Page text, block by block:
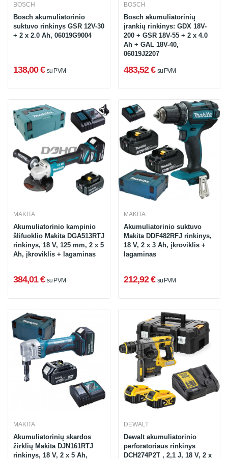
BOSCH
Bosch akumuliatorinio
suktuvo rinkinys GSR 12V-30
+ 2 x 2.0 Ah, 06019G9004
138,00 € su PVM
BOSCH
Bosch akumuliatorinių
įrankių rinkinys: GDX 18V-
200 + GSR 18V-55 + 2 x 4.0
Ah + GAL 18V-40,
06019J2207
483,52 € su PVM
MAKITA
Akumuliatorinio kampinio
šlifuoklio Makita DGA513RTJ
rinkinys, 18 V, 125 mm, 2 x 5
Ah, įkroviklis + lagaminas
384,01 € su PVM
MAKITA
Akumuliatorinio suktuvo
Makita DDF482RFJ rinkinys,
18 V, 2 x 3 Ah, įkroviklis +
lagaminas
212,92 € su PVM
MAKITA
Akumuliatorinių skardos
žirklių Makita DJN161RTJ
rinkinys, 18 V, 2 x 5 Ah,
DEWALT
Dewalt akumuliatorinio
perforatoriaus rinkinys
DCH274P2T , 2,1 J, 18 V, 2 x